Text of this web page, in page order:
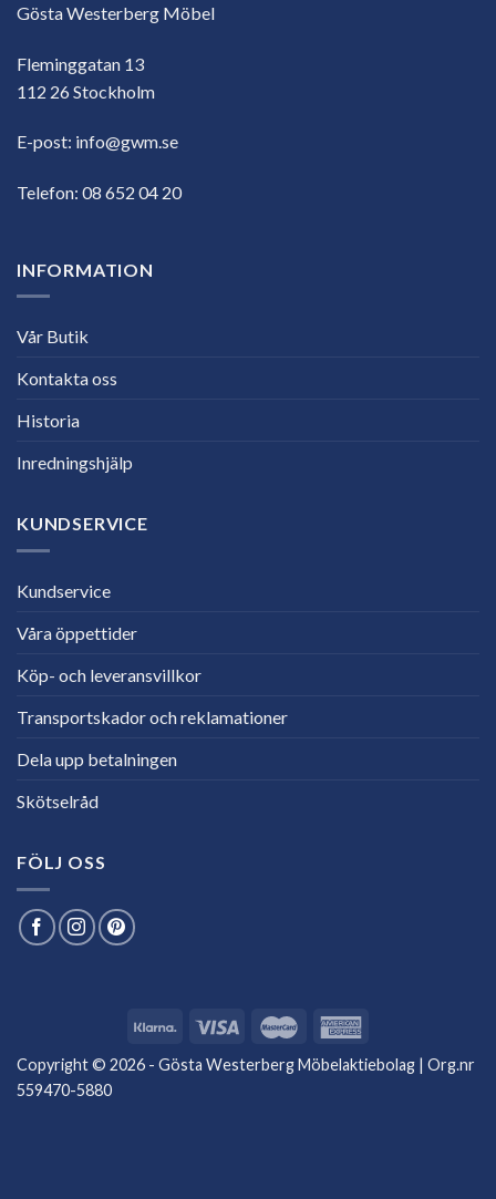
Gösta Westerberg Möbel
Fleminggatan 13
112 26 Stockholm
E-post: info@gwm.se
Telefon: 08 652 04 20
INFORMATION
Vår Butik
Kontakta oss
Historia
Inredningshjälp
KUNDSERVICE
Kundservice
Våra öppettider
Köp- och leveransvillkor
Transportskador och reklamationer
Dela upp betalningen
Skötselråd
FÖLJ OSS
Copyright © 2026 - Gösta Westerberg Möbelaktiebolag | Org.nr
559470-5880